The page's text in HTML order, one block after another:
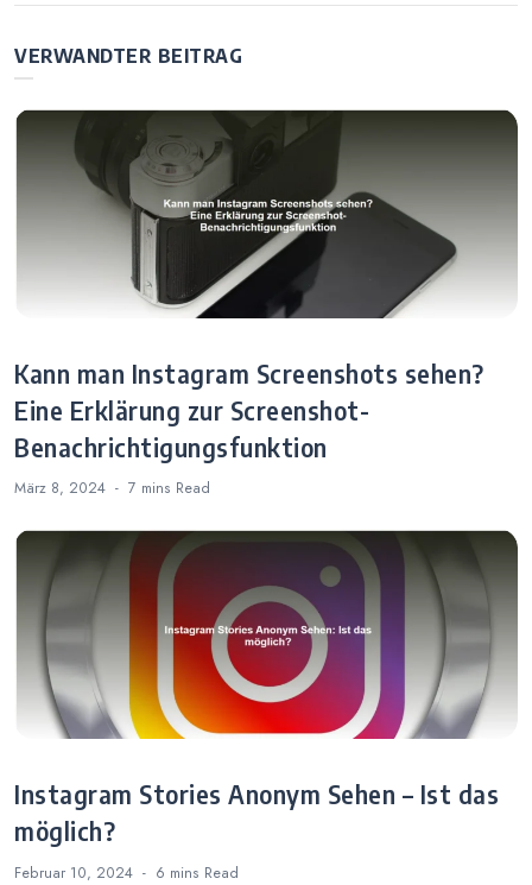
des Fußballers?
von Followern
VERWANDTER BEITRAG
Kann man Instagram Screenshots sehen?
Eine Erklärung zur Screenshot-
Benachrichtigungsfunktion
März 8, 2024 7 mins Read
Instagram Stories Anonym Sehen – Ist das
möglich?
Februar 10, 2024 6 mins Read